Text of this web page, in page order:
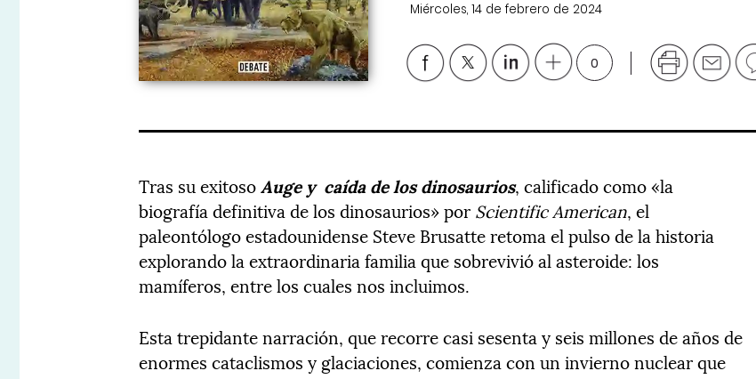
Miércoles, 14 de febrero de 2024
0
Tras su exitosoAuge y caída delosdinosaurios, calificado como «la
biografía definitiva de los dinosaurios» por Scientific American, el
paleontólogo estadounidense Steve Brusatte retoma el pulso de la historia
explorando la extraordinaria familia que sobrevivió al asteroide: los
mamíferos, entre los cuales nos incluimos.
Esta trepidante narración, que recorre casi sesenta y seis millones de años de
enormes cataclismos y glaciaciones, comienza con un invierno nuclear que